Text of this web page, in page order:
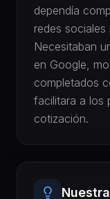
dependía
redes
Necesitaban
en Google,
completados
facilitara a los
cotización.